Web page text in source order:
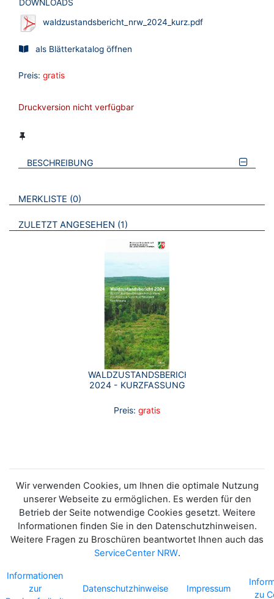
DOWNLOADS
waldzustandsbericht_nrw_2024_kurz.pdf
als Blätterkatalog öffnen
Preis: gratis
Druckversion nicht verfügbar
BESCHREIBUNG
VERWEISE AUF VERMERKTE- ODER ZULETZT ANGESEHENE
MERKLISTE 0 BROSCHÜREN
ZULETZT ANGESEHEN 1 BROSCHÜREN
WALDZUSTANDSBERICHT
2024 - KURZFASSUNG
Preis: gratis
Wir verwenden Cookies, um Ihnen die optimale Nutzung
unserer Webseite zu ermöglichen. Es werden für den
Betrieb der Seite notwendige Cookies gesetzt. Weitere
Informationen finden Sie in den Datenschutzhinweisen.
Weitere Fragen zu Broschüren beantwortet Ihnen auch das
ServiceCenter NRW.
Informationen
zur
Datenschutzhinweise Impressum
zu